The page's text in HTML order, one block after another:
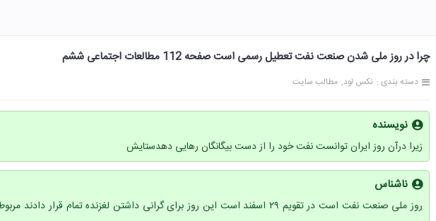
چرا در روز ملی شدن صنعت نفت تعطیل رسمی است صفحه 112 مطالعات اجتماعی ششم
دسته بندی : نکس لود مطالب سایت
نویسنده
زیرا درآن روز ایران توانست نفت خود را از دست بیگانگان رهایی دهدستایش
ناشناس
روز ملی صنعت نفت است در تقویم ۲۹ اسفند است این روز برای گرانی داشتن لغزنده تمام قرار دادند